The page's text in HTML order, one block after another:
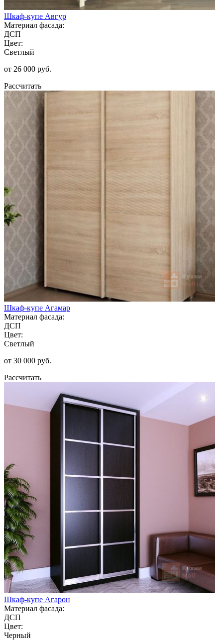
Шкаф-купе Авгур
Материал фасада:
ДСП
Цвет:
Светлый
от 26 000 руб.
Рассчитать
Шкаф-купе Агамар
Материал фасада:
ДСП
Цвет:
Светлый
от 30 000 руб.
Рассчитать
Шкаф-купе Агарон
Материал фасада:
ДСП
Цвет:
Черный